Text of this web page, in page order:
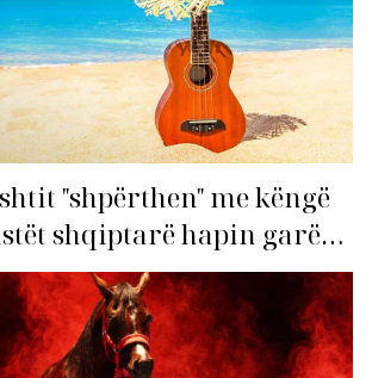
"shpërthen" me këngë
shqiptarë hapin garën